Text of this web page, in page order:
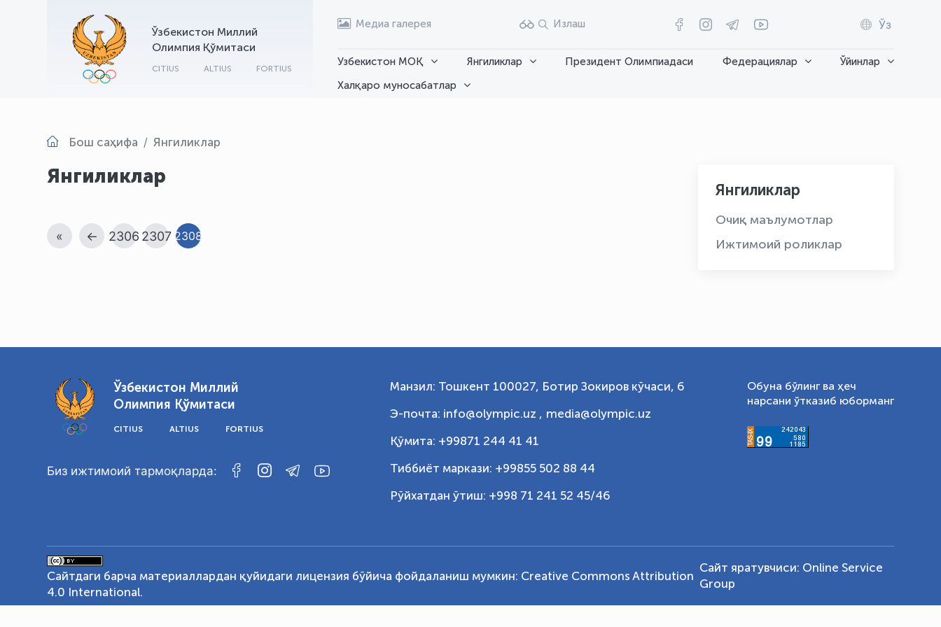
Ўзбекистон Миллий
Олимпия Қўмитаси
CITIUS ALTIUS FORTIUS
Медиа галерея Излаш Ўз
Узбекистон МОҚ Янгиликлар Президент Олимпиадаси Федерациялар
Ўйинлар
Халқаро муносабатлар
Бош саҳифа Янгиликлар
Янгиликлар
« ← 2306 2307 2308
Янгиликлар
Очиқ маълумотлар
Ижтимоий роликлар
Ўзбекистон Миллий
Олимпия Қўмитаси
CITIUS ALTIUS FORTIUS
Биз ижтимоий тармоқларда:
Манзил: Тошкент 100027, Ботир Зокиров кўчаси, 6
Э-почта: info@olympic.uz , media@olympic.uz
Қўмита: +99871 244 41 41
Тиббиёт маркази: +99855 502 88 44
Рўйхатдан ўтиш: +998 71 241 52 45/46
Обуна бўлинг ва ҳеч
нарсани ўтказиб юборманг
Сайтдаги барча материаллардан қуйидаги лицензия бўйича фойдаланиш мумкин: Creative Commons Attribution
4.0 International.
Сайт яратувчиси: Online Service
Group
OLYMPCHIK AI - yordamchi